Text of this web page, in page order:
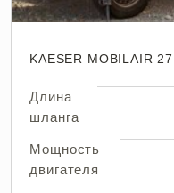
KAESER MOBILAIR 27
Длина
шланга
Мощность
двигателя